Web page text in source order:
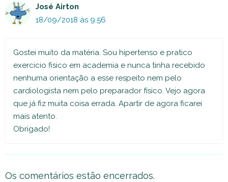
José Airton
18/09/2018 às 9:56
Gostei muito da matéria. Sou hipertenso e pratico
exercicio fisico em academia e nunca tinha recebido
nenhuma orientação a esse respeito nem pelo
cardiologista nem pelo preparador físico. Vejo agora
que já fiz muita coisa errada. Apartir de agora ficarei
mais atento.
Obrigado!
Os comentários estão encerrados.